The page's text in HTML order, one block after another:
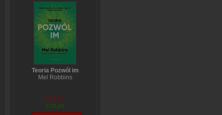
Teoria Pozwól im
Mel Robbins
€13,90
€10,49